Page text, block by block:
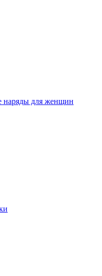
наряды для женщин